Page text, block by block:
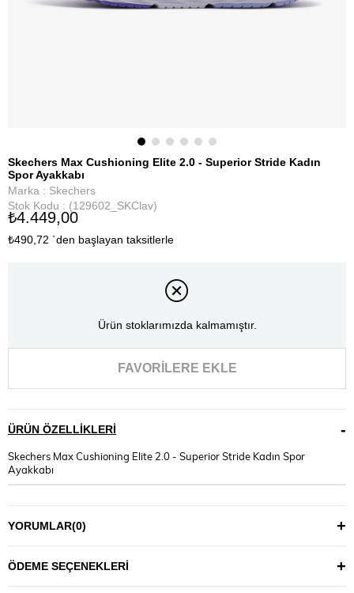
Skechers Max Cushioning Elite 2.0 - Superior Stride Kadın
Spor Ayakkabı
Marka : Skechers
Stok Kodu
(129602_SKClav)
₺4.449,00
₺490,72 `den başlayan taksitlerle
Ürün stoklarımızda kalmamıştır.
FAVORILERE EKLE
ÜRÜN ÖZELLIKLERI
Skechers Max Cushioning Elite 2.0 - Superior Stride Kadın Spor
Ayakkabı
YORUMLAR(0)
ÖDEME SEÇENEKLERI